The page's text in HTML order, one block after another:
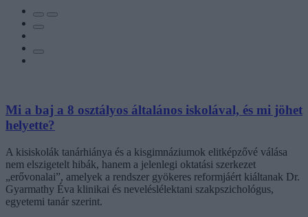
Mi a baj a 8 osztályos általános iskolával, és mi jöhet
helyette?
A kisiskolák tanárhiánya és a kisgimnáziumok elitképzővé válása
nem elszigetelt hibák, hanem a jelenlegi oktatási szerkezet
„erővonalai”, amelyek a rendszer gyökeres reformjáért kiáltanak Dr.
Gyarmathy Éva klinikai és neveléslélektani szakpszichológus,
egyetemi tanár szerint.